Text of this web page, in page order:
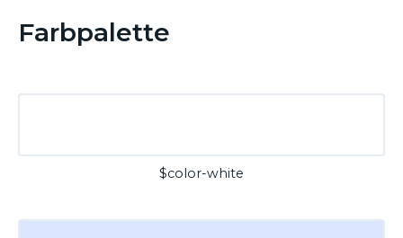
Farbpalette
$color-white